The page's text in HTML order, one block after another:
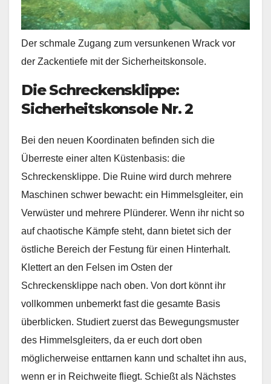
Der schmale Zugang zum versunkenen Wrack vor
der Zackentiefe mit der Sicherheitskonsole.
Die Schreckensklippe:
Sicherheitskonsole Nr. 2
Bei den neuen Koordinaten befinden sich die
Überreste einer alten Küstenbasis: die
Schreckensklippe. Die Ruine wird durch mehrere
Maschinen schwer bewacht: ein Himmelsgleiter, ein
Verwüster und mehrere Plünderer. Wenn ihr nicht so
auf chaotische Kämpfe steht, dann bietet sich der
östliche Bereich der Festung für einen Hinterhalt.
Klettert an den Felsen im Osten der
Schreckensklippe nach oben. Von dort könnt ihr
vollkommen unbemerkt fast die gesamte Basis
überblicken. Studiert zuerst das Bewegungsmuster
des Himmelsgleiters, da er euch dort oben
möglicherweise enttarnen kann und schaltet ihn aus,
wenn er in Reichweite fliegt. Schießt als Nächstes